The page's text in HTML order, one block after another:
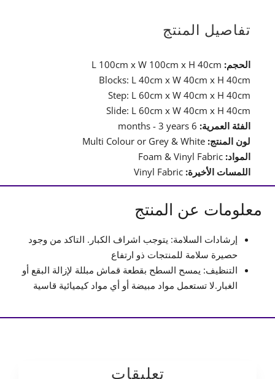
Slide
تفاصيل المنتج
الحجم:
Blocks: L 40cm x W 40cm x H 40cm
Step: L 60cm x W 40cm x H 40cm
Slide: L 60cm x W 40cm x H 40cm
الفئة العمرية:
لون المنتج: Multi Colour or Grey & White
المواد: Foam & Vinyl Fabric
اللمسات الأخيرة: Vinyl Fabric
معلومات عن المنتج
إرشادات السلامة: يتوجب اشراف الكبار. التاكد من وجود
حصيرة سلامة للمنتجات ذو ارتفاع
التنظيف: يمسح السطح بقطعة قماش مبللة لإزالة البقع أو
الغبار.لا تستعمل مواد مبيضة أو أي مواد كيميائية قاسية
تعليقات